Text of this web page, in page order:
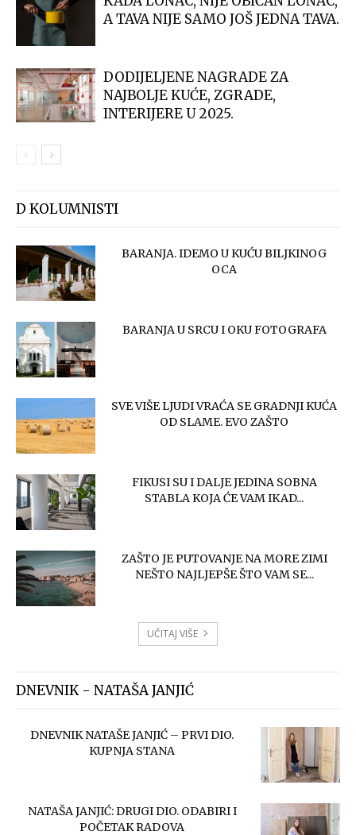
A TAVA NIJE SAMO JOŠ JEDNA TAVA.
DODIJELJENE NAGRADE ZA
NAJBOLJE KUĆE, ZGRADE,
INTERIJERE U 2025.
D KOLUMNISTI
BARANJA. IDEMO U KUĆU BILJKINOG
OCA
BARANJA U SRCU I OKU FOTOGRAFA
SVE VIŠE LJUDI VRAĆA SE GRADNJI KUĆA
OD SLAME. EVO ZAŠTO
FIKUSI SU I DALJE JEDINA SOBNA
STABLA KOJA ĆE VAM IKAD...
ZAŠTO JE PUTOVANJE NA MORE ZIMI
NEŠTO NAJLJEPŠE ŠTO VAM SE...
UČITAJ VIŠE
DNEVNIK - NATAŠA JANJIĆ
DNEVNIK NATAŠE JANJIĆ – PRVI DIO.
KUPNJA STANA
NATAŠA JANJIĆ: DRUGI DIO. ODABIRI I
POČETAK RADOVA